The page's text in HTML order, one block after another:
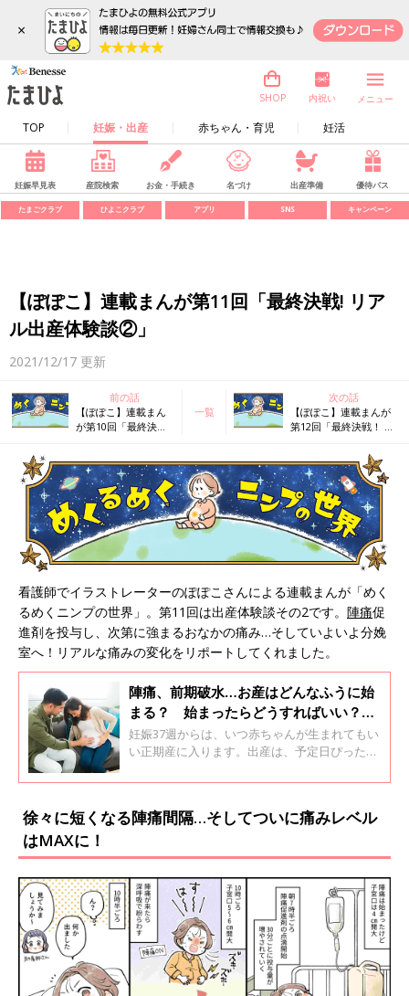
×
TOP 妊娠・出産 赤ちゃん・育児 妊活
SHOP 内祝い メニュー
妊娠早見表 産院検索 お金・手続き 名づけ 出産準備 優待パス
たまごクラブ ひよこクラブ アプリ SNS キャンペーン
【ぽぽこ】連載まんが第11回「最終決戦! リア
ル出産体験談②」
2021/12/17 更新
前の話
【ぽぽこ】連載まん
が第10回「最終決
一覧
次の話
【ぽぽこ】連載まんが
第12回「最終決戦！ リ
看護師でイラストレーターのぽぽこさんによる連載まんが「めく
るめくニンプの世界」。第11回は出産体験談その2です。 陣痛促
進剤を投与し、次第に強まるおなかの痛み…そしていよいよ分娩
室へ！リアルな痛みの変化をリポートしてくれました。
陣痛、前期破水…お産はどんなふうに始
まる？ 始まったらどうすればいい？
【専門家】
妊娠37週からは、いつ赤ちゃんが生まれてもい
い正期産に入ります。出産は、予定日ぴったり
後の進み方も人それぞれ。「なるようにしかな
んなパターンでもあわてないように、知識を持
ンとお産の始まりについて、育良クリニック助
徐々に短くなる陣痛間隔…そしてついに痛みレベル
はMAXに！